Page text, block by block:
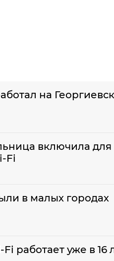
на
включила для
Fi
в малых городах
работает уже в 16